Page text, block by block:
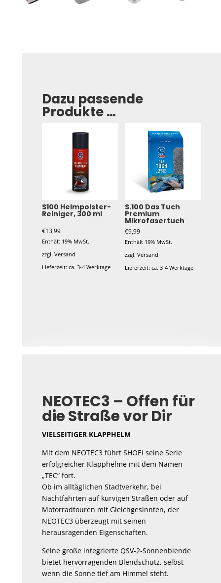
Dazu passende
Produkte …
S100 Helmpolster-
Reiniger, 300 ml
€13,99
Enthält 19% MwSt.
zzgl.Versand
Lieferzeit: ca. 3-4 Werktage
S.100 Das Tuch
Premium
Mikrofasertuch
€9,99
Enthält 19% MwSt.
zzgl. Versand
Lieferzeit: ca. 3-4 Werktage
NEOTEC3 – Offen für
die Straße vor Dir
VIELSEITIGER KLAPPHELM
Mit dem NEOTEC3 führt SHOEI seine Serie
erfolgreicher Klapphelme mit dem Namen
„TEC“ fort.
Ob im alltäglichen Stadtverkehr, bei
Nachtfahrten auf kurvigen Straßen oder auf
Motorradtouren mit Gleichgesinnten, der
NEOTEC3 überzeugt mit seinen
herausragenden Eigenschaften.
Seine große integrierte QSV-2-Sonnenblende
bietet hervorragenden Blendschutz, selbst
wenn die Sonne tief am Himmel steht.